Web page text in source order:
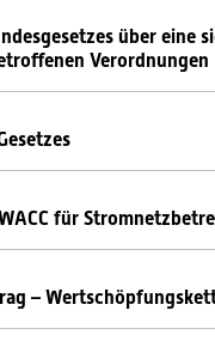
über eine
Verordnungen
für
–